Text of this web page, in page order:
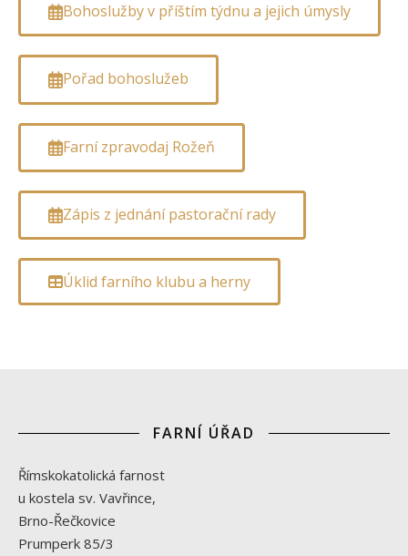
Bohoslužby v příštím týdnu a jejich úmysly
Pořad bohoslužeb
Farní zpravodaj Rožeň
Zápis z jednání pastorační rady
Úklid farního klubu a herny
FARNÍ ÚŘAD
Římskokatolická farnost
u kostela sv. Vavřince,
Brno-Řečkovice
Prumperk 85/3